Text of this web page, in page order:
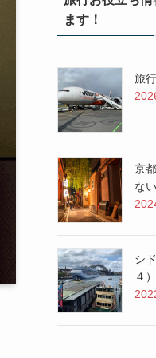
ます！
旅
京
な
シ
４